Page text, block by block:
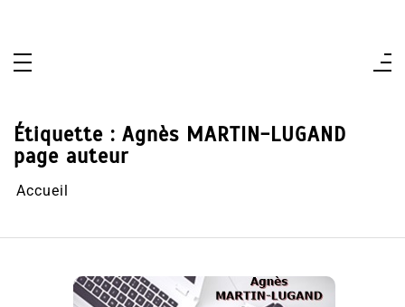
Étiquette : Agnès MARTIN-LUGAND
page auteur
Accueil